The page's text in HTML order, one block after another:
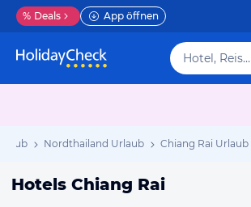
% Deals App öffnen
Hotel, Reiseziel
Nordthailand Urlaub Chiang Rai Urlaub
Hotels Chiang Rai